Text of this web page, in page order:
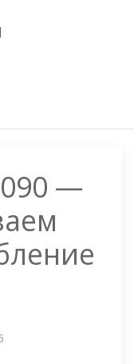
—